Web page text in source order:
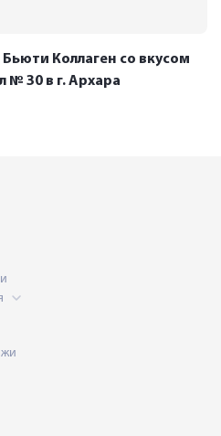
Коллаген со вкусом
№ 30 в г. Архара